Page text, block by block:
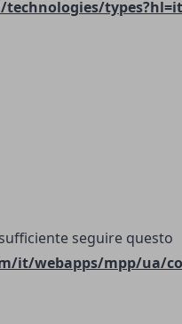
types?hl=it
seguire questo
it/webapps/mpp/ua/